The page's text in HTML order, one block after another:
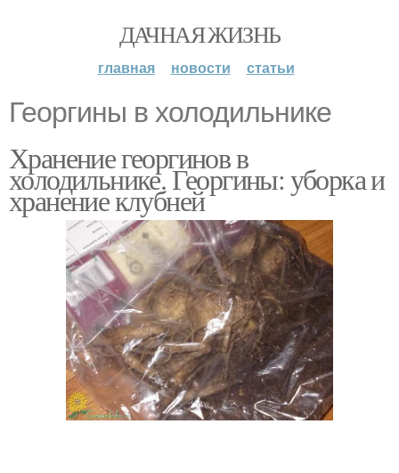
ДАЧНАЯ ЖИЗНЬ
главная новости статьи
Георгины в холодильнике
Хранение георгинов в
холодильнике. Георгины: уборка и
хранение клубней